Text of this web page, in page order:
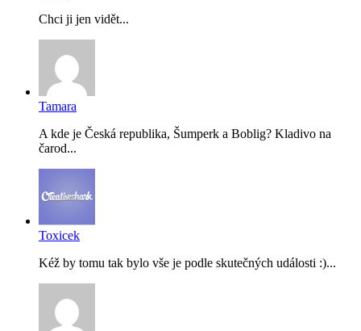
Chci ji jen vidět...
Tamara
A kde je Česká republika, Šumperk a Boblig? Kladivo na
čarod...
Toxicek
Kéž by tomu tak bylo vše je podle skutečných události :)...